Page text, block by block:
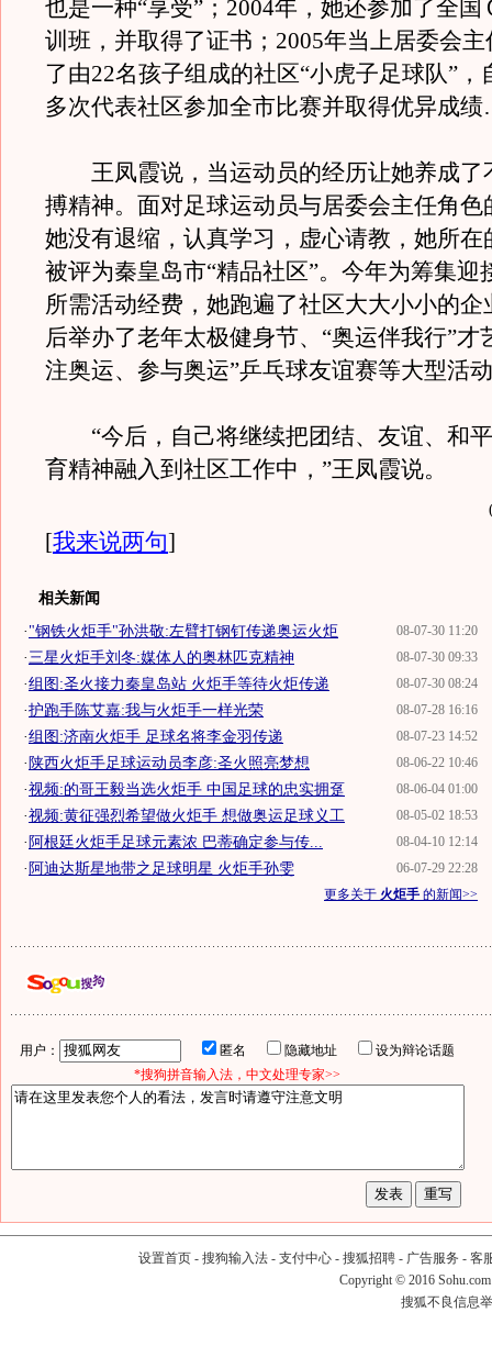
也是一种“享受”；2004年，她还参加了全国
训班，并取得了证书；2005年当上居委会
了由22名孩子组成的社区“小虎子足球队”，
多次代表社区参加全市比赛并取得优异成
王凤霞说，当运动员的经历让她养成了
搏精神。面对足球运动员与居委会主任角色
她没有退缩，认真学习，虚心请教，她所在
被评为秦皇岛市“精品社区”。今年为筹集迎
所需活动经费，她跑遍了社区大大小小的企
后举办了老年太极健身节、“奥运伴我行”才
注奥运、参与奥运”乒乓球友谊赛等大型活
“今后，自己将继续把团结、友谊、和
育精神融入到社区工作中，”王凤霞说。
[我来说两句]
相关新闻
08-07-30 11:20
·"钢铁火炬手"孙洪敬:左臂打钢钉传递奥运火炬
08-07-30 09:33
·三星火炬手刘冬:媒体人的奥林匹克精神
08-07-30 08:24
·组图:圣火接力秦皇岛站 火炬手等待火炬传递
08-07-28 16:16
·护跑手陈艾嘉:我与火炬手一样光荣
08-07-23 14:52
·组图:济南火炬手 足球名将李金羽传递
08-06-22 10:46
· 陕西火炬手足球运动员李彦:圣火照亮梦想
08-06-04 01:00
·视频:的哥王毅当选火炬手 中国足球的忠实拥趸
08-05-02 18:53
·视频:黄征强烈希望做火炬手 想做奥运足球义工
08-04-10 12:14
· 阿根廷火炬手足球元素浓 巴蒂确定参与传...
06-07-29 22:28
· 阿迪达斯星地带之足球明星 火炬手孙雯
更多关于 火炬手 的新闻>>
用户： 匿名 隐藏地址
设为辩论话题
*搜狗拼音输入法，中文处理专家>>
设置首页- 搜狗输入法- 支付中心- 搜狐招聘- 广告服务 - 客
Copyright © 2016
搜狐不良信息